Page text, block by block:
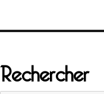
Rechercher